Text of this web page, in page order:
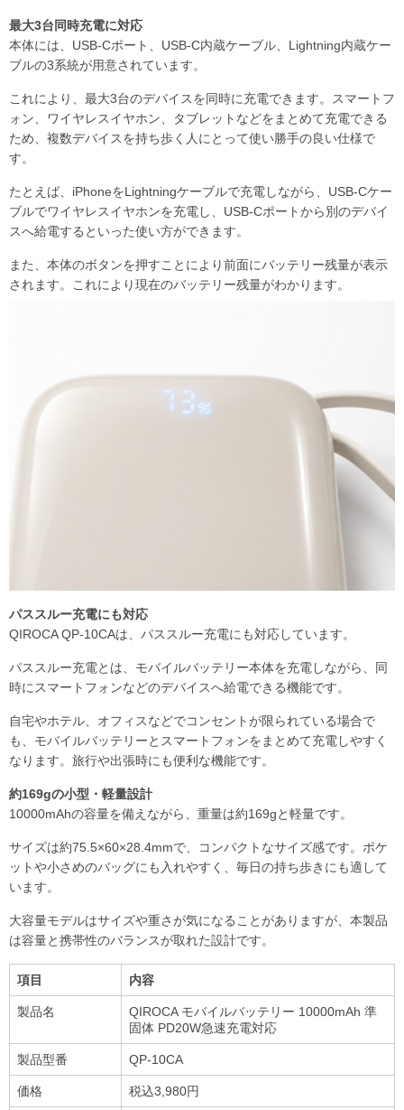
最大3台同時充電に対応
本体には、USB-Cポート、USB-C内蔵ケーブル、Lightning内蔵ケー
ブルの3系統が用意されています。
これにより、最大3台のデバイスを同時に充電できます。スマートフ
ォン、ワイヤレスイヤホン、タブレットなどをまとめて充電できる
ため、複数デバイスを持ち歩く人にとって使い勝手の良い仕様で
す。
たとえば、iPhoneをLightningケーブルで充電しながら、USB-Cケー
ブルでワイヤレスイヤホンを充電し、USB-Cポートから別のデバイ
スへ給電するといった使い方ができます。
また、本体のボタンを押すことにより前面にバッテリー残量が表示
されます。これにより現在のバッテリー残量がわかります。
パススルー充電にも対応
QIROCA QP-10CAは、パススルー充電にも対応しています。
パススルー充電とは、モバイルバッテリー本体を充電しながら、同
時にスマートフォンなどのデバイスへ給電できる機能です。
自宅やホテル、オフィスなどでコンセントが限られている場合で
も、モバイルバッテリーとスマートフォンをまとめて充電しやすく
なります。旅行や出張時にも便利な機能です。
約169gの小型・軽量設計
10000mAhの容量を備えながら、重量は約169gと軽量です。
サイズは約75.5×60×28.4mmで、コンパクトなサイズ感です。ポケ
ットや小さめのバッグにも入れやすく、毎日の持ち歩きにも適して
います。
大容量モデルはサイズや重さが気になることがありますが、本製品
は容量と携帯性のバランスが取れた設計です。
項目 内容
製品名
QIROCA モバイルバッテリー 10000mAh 準
固体 PD20W急速充電対応
製品型番 QP-10CA
価格 税込3,980円